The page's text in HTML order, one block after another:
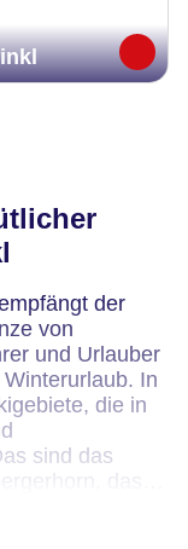
der
von
und Urlauber
In
die in
sind das
das
Übungslift für
Region ist